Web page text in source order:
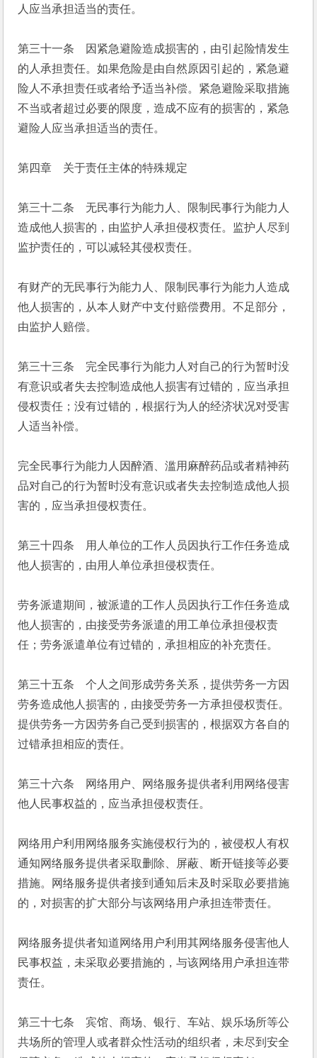
人应当承担适当的责任。
第三十一条　因紧急避险造成损害的，由引起险情发生
的人承担责任。如果危险是由自然原因引起的，紧急避
险人不承担责任或者给予适当补偿。紧急避险采取措施
不当或者超过必要的限度，造成不应有的损害的，紧急
避险人应当承担适当的责任。
第四章　关于责任主体的特殊规定
第三十二条　无民事行为能力人、限制民事行为能力人
造成他人损害的，由监护人承担侵权责任。监护人尽到
监护责任的，可以减轻其侵权责任。
有财产的无民事行为能力人、限制民事行为能力人造成
他人损害的，从本人财产中支付赔偿费用。不足部分，
由监护人赔偿。
第三十三条　完全民事行为能力人对自己的行为暂时没
有意识或者失去控制造成他人损害有过错的，应当承担
侵权责任；没有过错的，根据行为人的经济状况对受害
人适当补偿。
完全民事行为能力人因醉酒、滥用麻醉药品或者精神药
品对自己的行为暂时没有意识或者失去控制造成他人损
害的，应当承担侵权责任。
第三十四条　用人单位的工作人员因执行工作任务造成
他人损害的，由用人单位承担侵权责任。
劳务派遣期间，被派遣的工作人员因执行工作任务造成
他人损害的，由接受劳务派遣的用工单位承担侵权责
任；劳务派遣单位有过错的，承担相应的补充责任。
第三十五条　个人之间形成劳务关系，提供劳务一方因
劳务造成他人损害的，由接受劳务一方承担侵权责任。
提供劳务一方因劳务自己受到损害的，根据双方各自的
过错承担相应的责任。
第三十六条　网络用户、网络服务提供者利用网络侵害
他人民事权益的，应当承担侵权责任。
网络用户利用网络服务实施侵权行为的，被侵权人有权
通知网络服务提供者采取删除、屏蔽、断开链接等必要
措施。网络服务提供者接到通知后未及时采取必要措施
的，对损害的扩大部分与该网络用户承担连带责任。
网络服务提供者知道网络用户利用其网络服务侵害他人
民事权益，未采取必要措施的，与该网络用户承担连带
责任。
第三十七条　宾馆、商场、银行、车站、娱乐场所等公
共场所的管理人或者群众性活动的组织者，未尽到安全